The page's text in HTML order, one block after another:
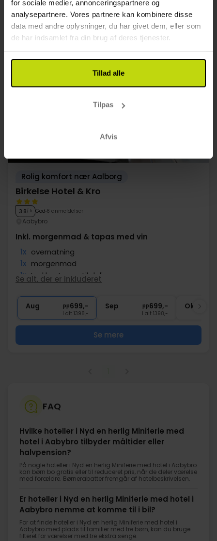
for sociale medier, annonceringspartnere og
analysepartnere. Vores partnere kan kombinere disse
data med andre oplysninger, du har givet dem, eller som
de har indsamlet fra din brug af deres tjenester.
Tillad alle
Tilpas
Afvis
∞ Gratis internet
FÅ TILBAGE
Aug pp 439,-
I alt 878,-
Sep pp 439,-
I alt 878,-
Okt
Rolig komfort nær Aalborg
Birkelse Hotel & Kro
3.8/ 5 God 6 anmeldelser
Aabybro
Inkl. morgenmad & tapas med vin
1x overnatning
1x morgenmad
1x Lækker tapas til deling
∞ Gratis parkering og internet
Se alt, der er inkluderet
Aug pp699,-
I alt 1398,-
Sep pp699,-
I alt 1398,-
Okt
Se mere
FAQ
Hvilke hoteller i Nyd en herlig Miniferie med
hotel i Aabybro tilbyder måltider eller
halvpension?
På nogle hoteller i Nyd en herlig Miniferie med hotel i Aabybro
kan børn bo gratis eller til reduceret pris, når de deler værelse
med forældre. Børnerabatter fremgår af hotelbeskrivelsen.
Er hoteller i Nyd en herlig Miniferie med hotel i
Aabybro nemme at komme til i bil?
For at finde hoteller i Nyd en herlig Miniferie med hotel i
Aabybro med plads til familier med tre børn, kan du bruge
filteret for værelser med tre ekstra senge.